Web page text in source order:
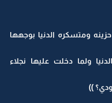
ومتسكره الدنيا بوجهها
ولما دخلت عليها نجلاء
))